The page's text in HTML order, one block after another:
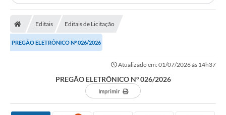
Editais Editais de Licitação
PREGÃO ELETRÔNICO Nº 026/2026
Atualizado em: 01/07/2026 às 14h37
PREGÃO ELETRÔNICO Nº 026/2026
Imprimir